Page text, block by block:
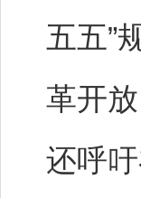
五五”
革开
还呼